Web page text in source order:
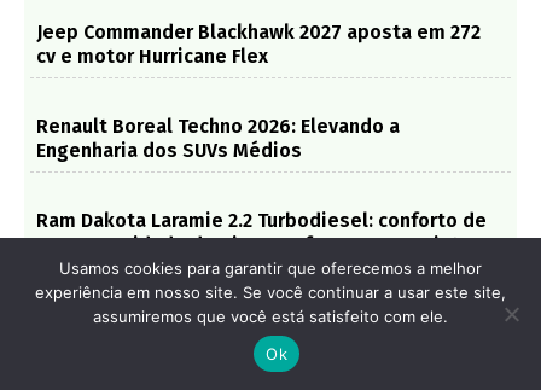
Jeep Commander Blackhawk 2027 aposta em 272
cv e motor Hurricane Flex
Renault Boreal Techno 2026: Elevando a
Engenharia dos SUVs Médios
Ram Dakota Laramie 2.2 Turbodiesel: conforto de
SUV, capacidade de picape e foco no uso misto
Jeep Commander 2027 – Tecnologia híbrida-leve
reforça disputa entre SUVs de sete lugares
Usamos cookies para garantir que oferecemos a melhor
experiência em nosso site. Se você continuar a usar este site,
assumiremos que você está satisfeito com ele.
Ok